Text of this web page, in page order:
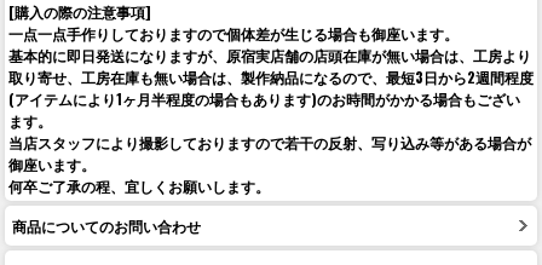
[購入の際の注意事項]
一点一点手作りしておりますので個体差が生じる場合も御座います。
基本的に即日発送になりますが、原宿実店舗の店頭在庫が無い場合は、工房より
取り寄せ、工房在庫も無い場合は、製作納品になるので、最短3日から2週間程度
(アイテムにより1ヶ月半程度の場合もあります)のお時間がかかる場合もござい
ます。
当店スタッフにより撮影しておりますので若干の反射、写り込み等がある場合が
御座います。
何卒ご了承の程、宜しくお願いします。
商品についてのお問い合わせ